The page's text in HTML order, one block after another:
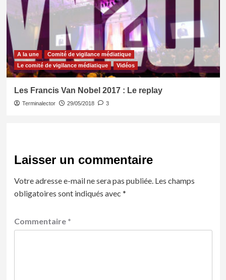
A la une
Comité de vigilance médiatique
Le comité de vigilance médiatique
Vidéos
Les Francis Van Nobel 2017 : Le replay
Terminalector 29/05/2018 3
Laisser un commentaire
Votre adresse e-mail ne sera pas publiée. Les champs
obligatoires sont indiqués avec *
Commentaire *